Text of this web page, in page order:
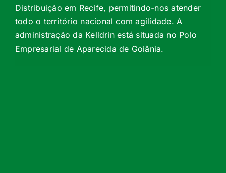
Distribuição em Recife, permitindo-nos atender
todo o território nacional com agilidade. A
administração da Kelldrin está situada no Polo
Empresarial de Aparecida de Goiânia.